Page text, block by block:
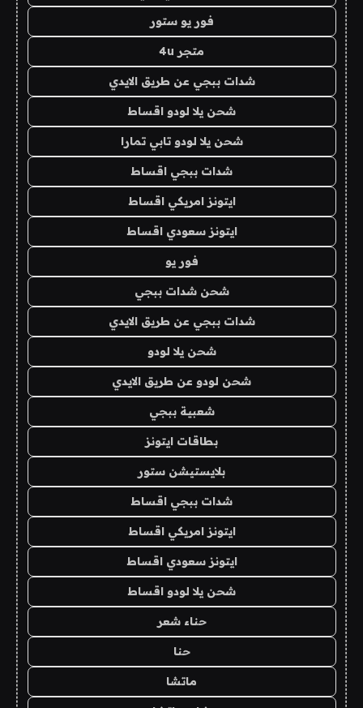
فور يو ستور
متجر 4u
شدات ببجي عن طريق الايدي
شحن يلا لودو اقساط
شحن يلا لودو تابي تمارا
شدات ببجي اقساط
ايتونز امريكي اقساط
ايتونز سعودي اقساط
فور يو
شحن شدات ببجي
شدات ببجي عن طريق الايدي
شحن يلا لودو
شحن لودو عن طريق الايدي
شعبية ببجي
بطاقات ايتونز
بلايستيشن ستور
شدات ببجي اقساط
ايتونز امريكي اقساط
ايتونز سعودي اقساط
شحن يلا لودو اقساط
حناء شعر
حنا
ماتشا